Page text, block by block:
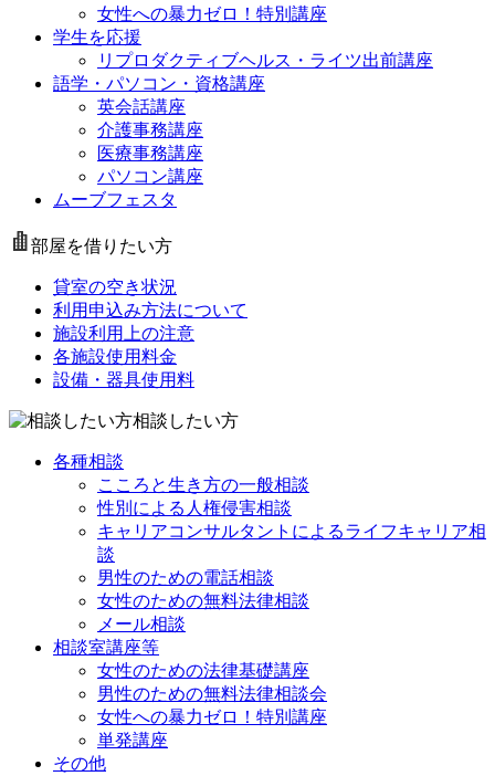
女性への暴力ゼロ！特別講座
学生を応援
リプロダクティブヘルス・ライツ出前講座
語学・パソコン・資格講座
英会話講座
介護事務講座
医療事務講座
パソコン講座
ムーブフェスタ
部屋を借りたい方
貸室の空き状況
利用申込み方法について
施設利用上の注意
各施設使用料金
設備・器具使用料
相談したい方
各種相談
こころと生き方の一般相談
性別による人権侵害相談
キャリアコンサルタントによるライフキャリア相
談
男性のための電話相談
女性のための無料法律相談
メール相談
相談室講座等
女性のための法律基礎講座
男性のための無料法律相談会
女性への暴力ゼロ！特別講座
単発講座
その他